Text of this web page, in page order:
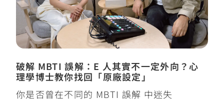
破解 MBTI 誤解：E 人其實不一定外向？心
理學博士教你找回「原廠設定」
你是否曾在不同的 MBTI 誤解 中迷失